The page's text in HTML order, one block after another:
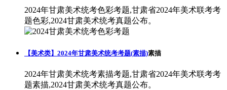
2024年甘肃美术统考色彩考题,甘肃省2024年美术联考考
题色彩,2024甘肃美术统考真题公布。
【美术类】2024年甘肃美术统考考题(素描)素描
2024年甘肃美术统考素描考题,甘肃省2024年美术联考考
题素描,2024甘肃美术统考真题公布。